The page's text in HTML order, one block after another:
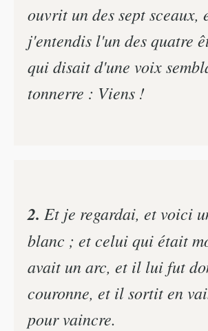
ouvrit un des sept sceaux,
j'entendis l'un des quatre
qui disait d'une voix
tonnerre : Viens !
2. Et je regardai, et voici
blanc ; et celui qui était
avait un arc, et il lui fut
couronne, et il sortit en
pour vaincre.